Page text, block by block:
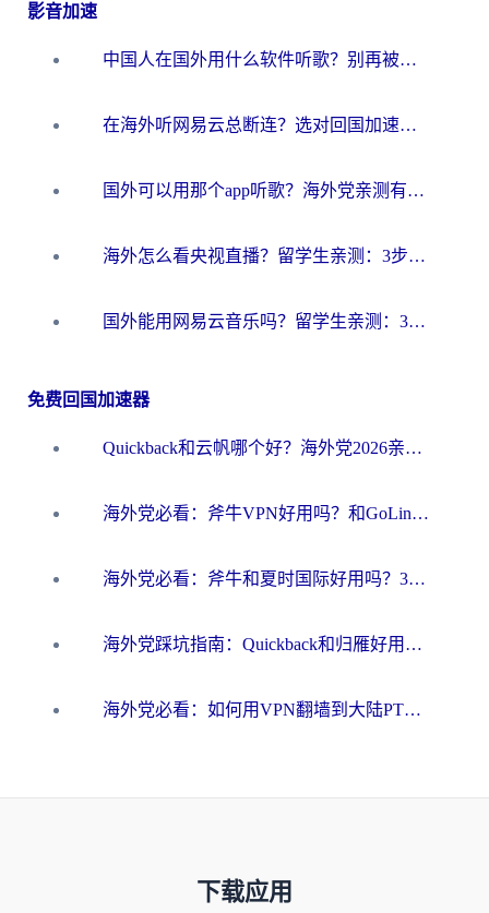
影音加速
中国人在国外用什么软件听歌？别再被地域限制卡脖子，这篇教你轻松解锁国内音乐库
在海外听网易云总断连？选对回国加速器，告别地区限制和卡顿
国外可以用那个app听歌？海外党亲测有效的回国加速方案，轻松听国内音乐听书
海外怎么看央视直播？留学生亲测：3步解决版权限制+追剧自由
国外能用网易云音乐吗？留学生亲测：3步解决海外听歌难题
免费回国加速器
Quickback和云帆哪个好？海外党2026亲测指南：选对加速器大陆工具，无缝刷国内剧玩国服
海外党必看：斧牛VPN好用吗？和GoLinkVPN对比哪个回国效果更好？
海外党必看：斧牛和夏时国际好用吗？3步选对回国加速器，无缝刷国内资源
海外党踩坑指南：Quickback和归雁好用吗？选对加速器才能无缝刷国内资源
海外党必看：如何用VPN翻墙到大陆PTT？一篇解决你所有回国加速痛点
下载应用